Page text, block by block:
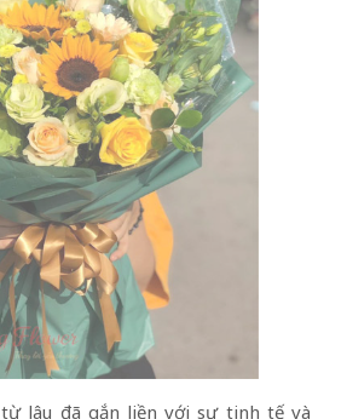
từ lâu đã gắn liền với sự tinh tế và